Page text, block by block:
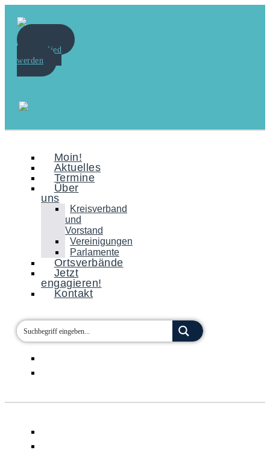
Mitglied
werden
Moin!
Aktuelles
Termine
Über
uns
Kreisverband
und
Vorstand
Vereinigungen
Parlamente
Ortsverbände
Jetzt
engagieren!
Kontakt